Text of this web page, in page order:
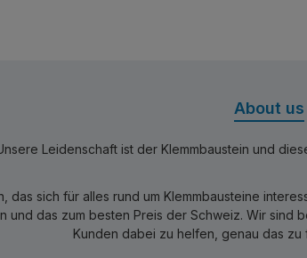
About us
Leidenschaft ist der Klemmbaustein und
das sich für alles rund um Klemmbausteine
und das zum besten Preis der Schweiz. Wir
Kunden dabei zu helfen, genau das zu